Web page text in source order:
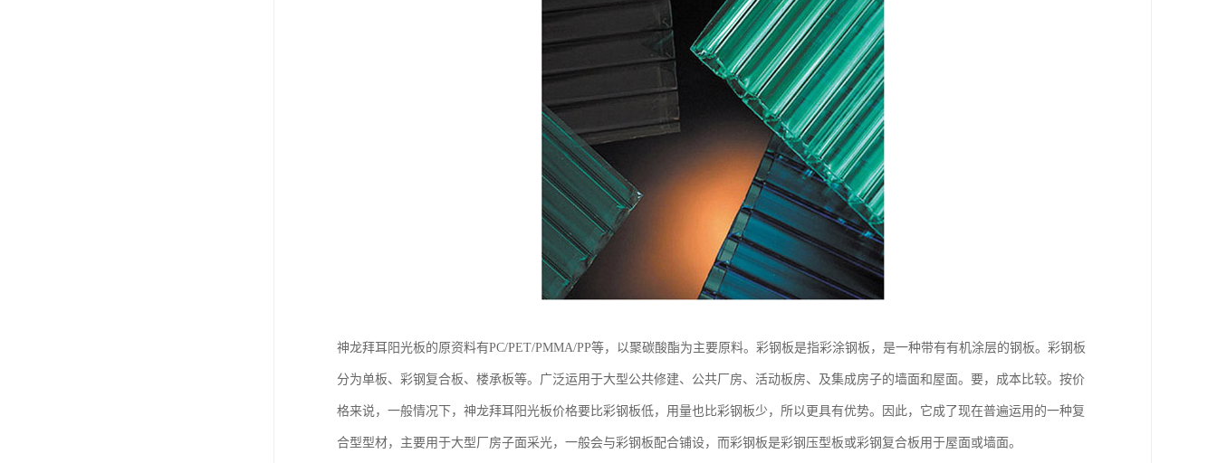
神龙拜耳阳光板的原资料有PC/PET/PMMA/PP等，以聚碳酸酯为主要原料。彩钢板是指彩涂钢板，是一种带有有机涂层的钢板。彩钢板
分为单板、彩钢复合板、楼承板等。广泛运用于大型公共修建、公共厂房、活动板房、及集成房子的墙面和屋面。要，成本比较。按价
格来说，一般情况下，神龙拜耳阳光板价格要比彩钢板低，用量也比彩钢板少，所以更具有优势。因此，它成了现在普遍运用的一种复
合型型材，主要用于大型厂房子面采光，一般会与彩钢板配合铺设，而彩钢板是彩钢压型板或彩钢复合板用于屋面或墙面。